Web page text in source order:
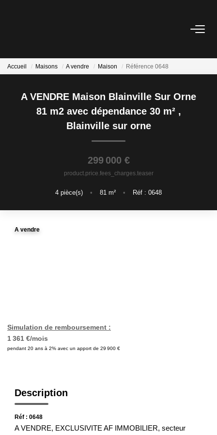
ESTIMER
Qui Sommes Nous
Notre Équipe
Nos Services
Accueil Maisons A vendre Maison Référence 0648
A VENDRE Maison Blainville Sur Orne
81 m2 avec dépendance 30 m² ,
Blainville sur orne
299 000 €
product.price.fees_charges.teaser
4 pièce(s) • 81 m² • Réf : 0648
A vendre
Simulation de remboursement :
1 361 €/mois
pendant 20 ans à 2% avec un apport de 29 900 €
Description
Réf : 0648
A VENDRE, EXCLUSIVITE AF IMMOBILIER, secteur